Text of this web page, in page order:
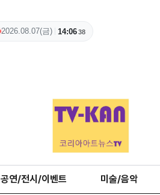
2026.08.07(금) 14:0639
공연/전시/이벤트 미술/음악